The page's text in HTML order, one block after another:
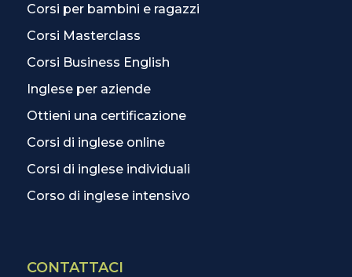
Corsi per bambini e ragazzi
Corsi Masterclass
Corsi Business English
Inglese per aziende
Ottieni una certificazione
Corsi di inglese online
Corsi di inglese individuali
Corso di inglese intensivo
CONTATTACI